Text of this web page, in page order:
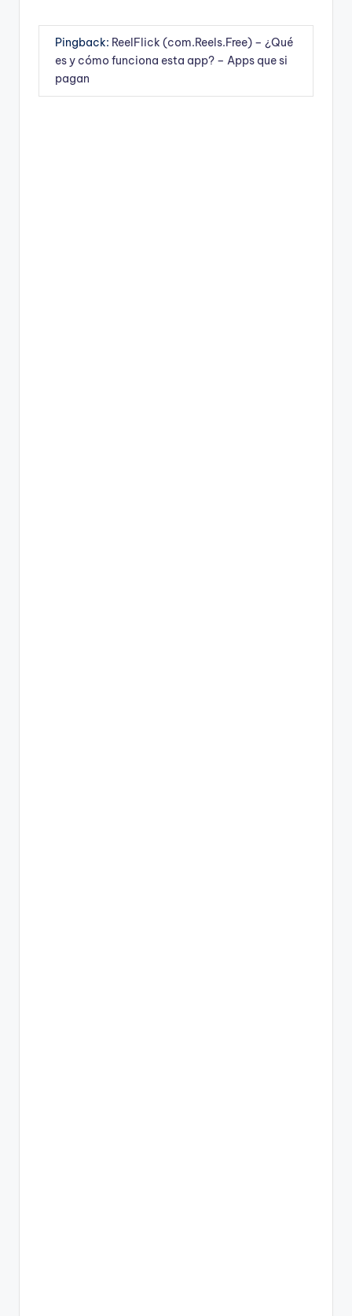
Pingback: ReelFlick (com.Reels.Free) – ¿Qué
es y cómo funciona esta app? – Apps que si
pagan